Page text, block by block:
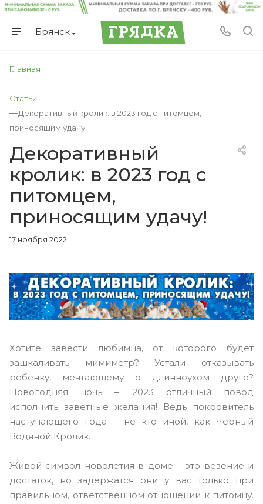
Брянск
Главная
—
Статьи
—Декоративный кролик: в 2023 год с питомцем,
приносящим удачу!
Декоративный
кролик: в 2023 год с
питомцем,
приносящим удачу!
17 ноября 2022
Хотите завести любимца, от которого будет
зашкаливать мимиметр? Устали отказывать
ребенку, мечтающему о длинноухом друге?
Новогодняя ночь – 2023 отличный повод
исполнить заветные желания! Ведь покровитель
наступающего года – не кто иной, как Черный
Водяной Кролик.
Живой символ новолетия в доме – это везение и
достаток, но задержатся они у вас только при
правильном, ответственном отношении к питомцу.